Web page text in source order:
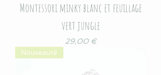
Montessori minky blanc et feuillage
vert jungle
Prix
29,00 €
Nouveauté